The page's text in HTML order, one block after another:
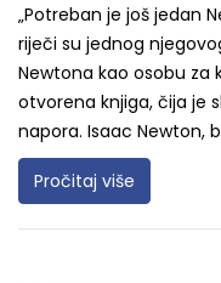
„Potreban je još jedan
riječi su jednog
Newtona kao osobu za
otvorena knjiga, čija je
napora. Isaac Newton,
Pročitaj više